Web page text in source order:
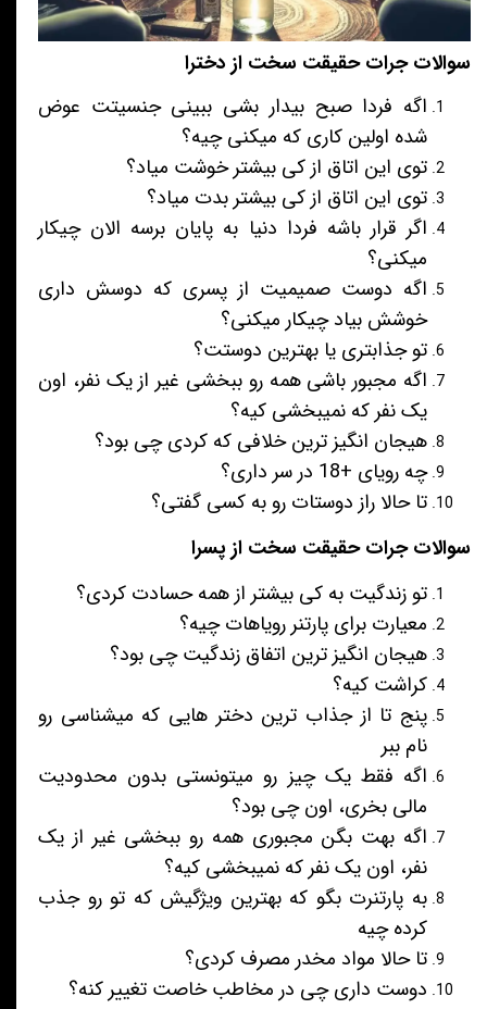
سوالات جرات حقیقت سخت از دخترا
اگه فردا صبح بیدار بشی ببینی جنسیتت عوض
شده اولین کاری که میکنی چیه؟
توی این اتاق از کی بیشتر خوشت میاد؟
توی این اتاق از کی بیشتر بدت میاد؟
اگر قرار باشه فردا دنیا به پایان برسه الان چیکار
میکنی؟
اگه دوست صمیمیت از پسری که دوسش داری
خوشش بیاد چیکار میکنی؟
تو جذابتری یا بهترین دوستت؟
اگه مجبور باشی همه رو ببخشی غیر از یک نفر، اون
یک نفر که نمیبخشی کیه؟
هیجان انگیز ترین خلافی که کردی چی بود؟
چه رویای +18 در سر داری؟
تا حالا راز دوستات رو به کسی گفتی؟
سوالات جرات حقیقت سخت از پسرا
تو زندگیت به کی بیشتر از همه حسادت کردی؟
معیارت برای پارتنر رویاهات چیه؟
هیجان انگیز ترین اتفاق زندگیت چی بود؟
کراشت کیه؟
پنج تا از جذاب ترین دختر هایی که میشناسی رو
نام ببر
اگه فقط یک چیز رو میتونستی بدون محدودیت
مالی بخری، اون چی بود؟
اگه بهت بگن مجبوری همه رو ببخشی غیر از یک
نفر، اون یک نفر که نمیبخشی کیه؟
به پارتنرت بگو که بهترین ویژگیش که تو رو جذب
کرده چیه
تا حالا مواد مخدر مصرف کردی؟
دوست داری چی در مخاطب خاصت تغییر کنه؟